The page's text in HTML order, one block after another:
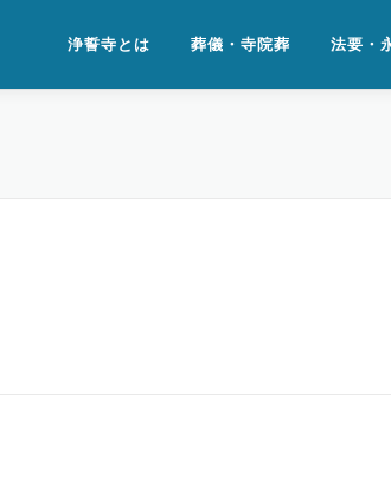
浄誓寺とは 葬儀・寺院葬 法要・